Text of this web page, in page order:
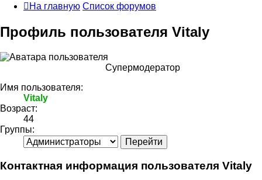
На главную Список форумов
Профиль пользователя Vitaly
Супермодератор
Имя пользователя:
Vitaly
Возраст:
44
Группы:
Контактная информация пользователя Vitaly